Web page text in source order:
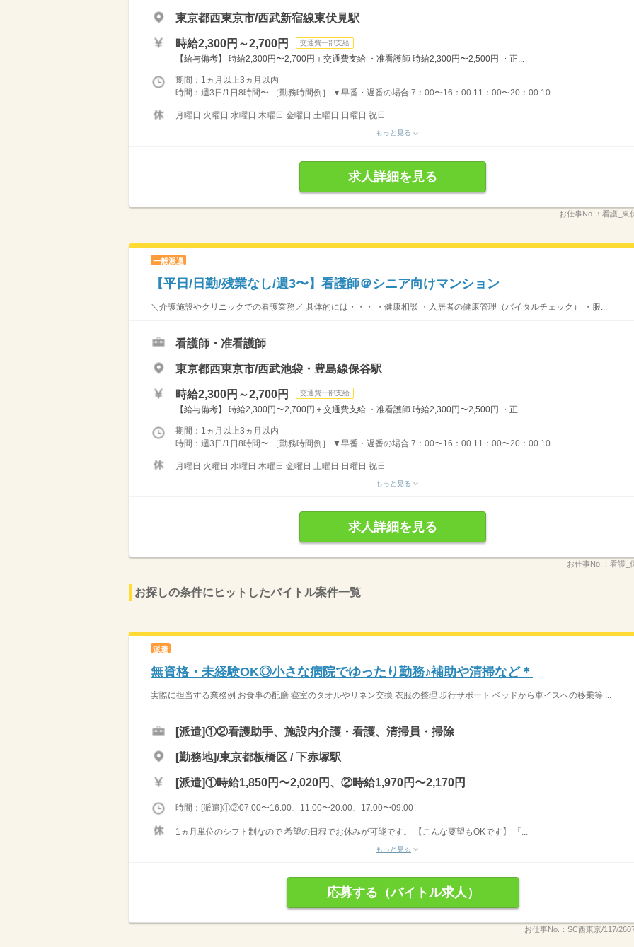
東京都西東京市/西武新宿線東伏見駅
時給2,300円～2,700円 交通費一部支給
【給与備考】 時給2,300円〜2,700円＋交通費支給 ・准看護師 時給2,300円〜2,500円 ・正...
期間：1ヵ月以上3ヵ月以内
時間：週3日/1日8時間〜 ［勤務時間例］ ▼早番・遅番の場合 7：00〜16：00 11：00〜20：00 10...
月曜日 火曜日 水曜日 木曜日 金曜日 土曜日 日曜日 祝日
もっと見る
求人詳細を見る
お仕事No.： 看護_東
一般派遣
【平日/日勤/残業なし/週3〜】看護師＠シニア向けマンション
＼介護施設やクリニックでの看護業務／ 具体的には・・・ ・健康相談 ・入居者の健康管理（バイタルチェック） ・服...
看護師・准看護師
東京都西東京市/西武池袋・豊島線保谷駅
時給2,300円～2,700円 交通費一部支給
【給与備考】 時給2,300円〜2,700円＋交通費支給 ・准看護師 時給2,300円〜2,500円 ・正...
期間：1ヵ月以上3ヵ月以内
時間：週3日/1日8時間〜 ［勤務時間例］ ▼早番・遅番の場合 7：00〜16：00 11：00〜20：00 10...
月曜日 火曜日 水曜日 木曜日 金曜日 土曜日 日曜日 祝日
もっと見る
求人詳細を見る
お仕事No.： 看護_
お探しの条件にヒットしたバイトル案件一覧
派遣
無資格・未経験OK◎小さな病院でゆったり勤務♪補助や清掃など＊
実際に担当する業務例 お食事の配膳 寝室のタオルやリネン交換 衣服の整理 歩行サポート ベッドから車イスへの移乗等 ...
[派遣]①②看護助手、施設内介護・看護、清掃員・掃除
[勤務地]/東京都板橋区 / 下赤塚駅
[派遣]①時給1,850円〜2,020円、②時給1,970円〜2,170円
時間：[派遣]①②07:00〜16:00、11:00〜20:00、17:00〜09:00
1ヵ月単位のシフト制なので 希望の日程でお休みが可能です。 【こんな要望もOKです】 「...
もっと見る
応募する（バイトル求人）
お仕事No.： SC西東京/117/